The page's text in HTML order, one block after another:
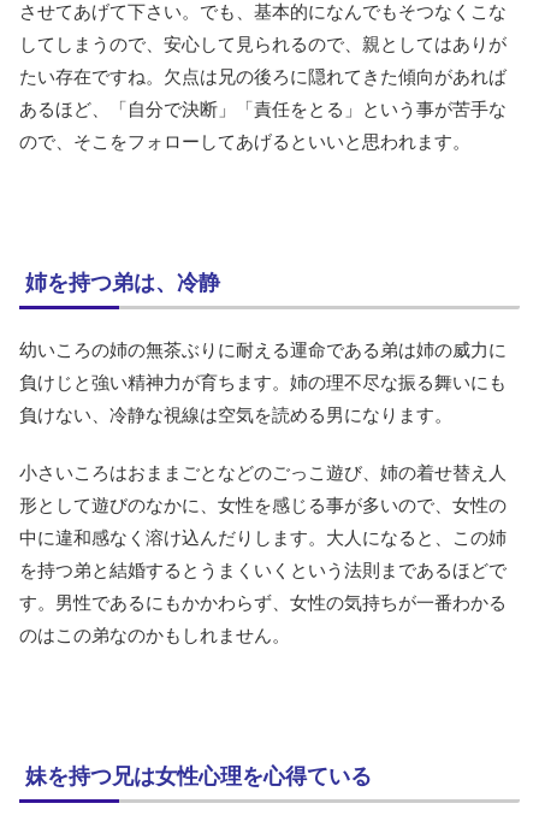
させてあげて下さい。でも、基本的になんでもそつなくこな
してしまうので、安心して見られるので、親としてはありが
たい存在ですね。欠点は兄の後ろに隠れてきた傾向があれば
あるほど、「自分で決断」「責任をとる」という事が苦手な
ので、そこをフォローしてあげるといいと思われます。
姉を持つ弟は、冷静
幼いころの姉の無茶ぶりに耐える運命である弟は姉の威力に
負けじと強い精神力が育ちます。姉の理不尽な振る舞いにも
負けない、冷静な視線は空気を読める男になります。
小さいころはおままごとなどのごっこ遊び、姉の着せ替え人
形として遊びのなかに、女性を感じる事が多いので、女性の
中に違和感なく溶け込んだりします。大人になると、この姉
を持つ弟と結婚するとうまくいくという法則まであるほどで
す。男性であるにもかかわらず、女性の気持ちが一番わかる
のはこの弟なのかもしれません。
妹を持つ兄は女性心理を心得ている